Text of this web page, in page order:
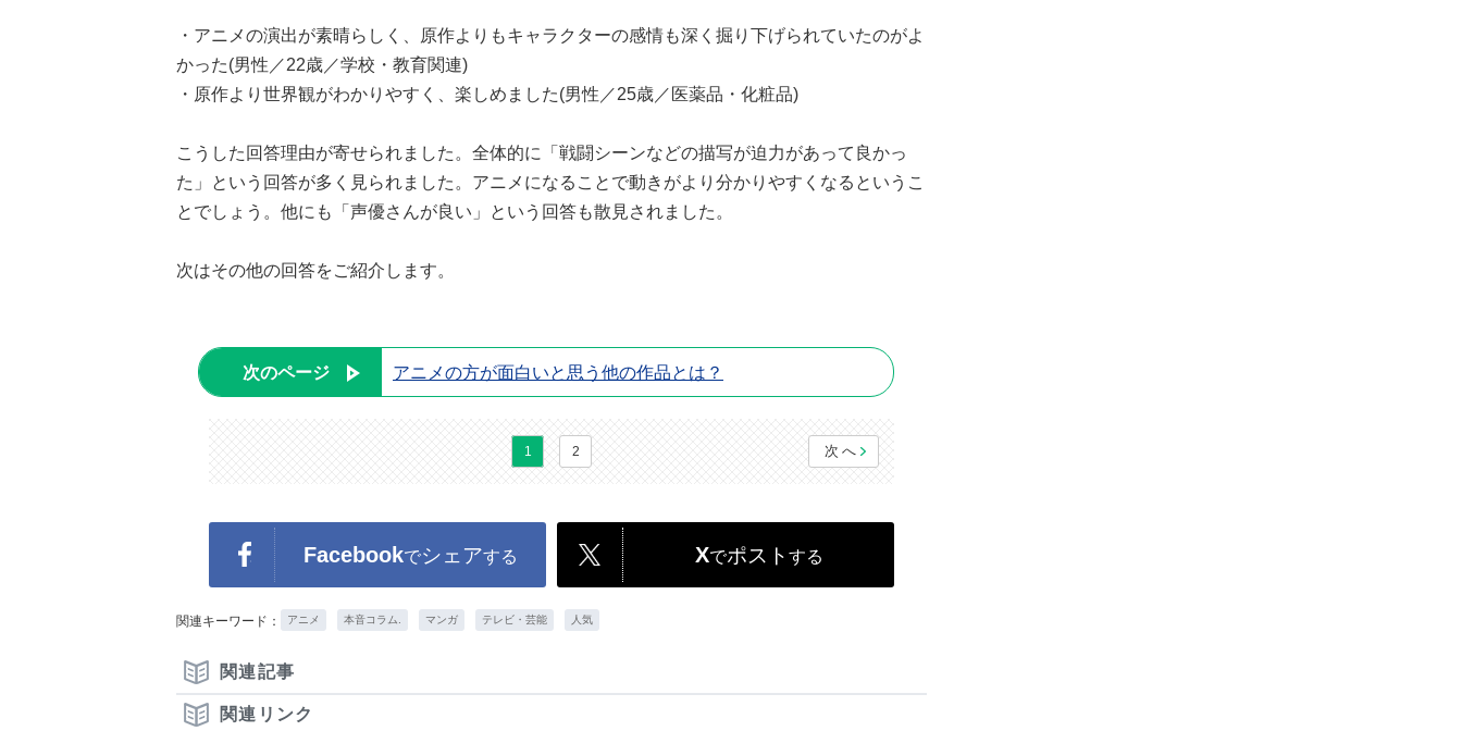
・アニメの演出が素晴らしく、原作よりもキャラクターの感情も深く掘り下げられていたのがよ
かった(男性／22歳／学校・教育関連)
・原作より世界観がわかりやすく、楽しめました(男性／25歳／医薬品・化粧品)
こうした回答理由が寄せられました。全体的に「戦闘シーンなどの描写が迫力があって良かっ
た」という回答が多く見られました。アニメになることで動きがより分かりやすくなるというこ
とでしょう。他にも「声優さんが良い」という回答も散見されました。
次はその他の回答をご紹介します。
次のページ アニメの方が面白いと思う他の作品とは？
1 2 次へ
Facebookでシェアする Xでポスト する
関連キーワード： アニメ 本音コラム. マンガ テレビ・芸能 人気
関連記事
関連リンク